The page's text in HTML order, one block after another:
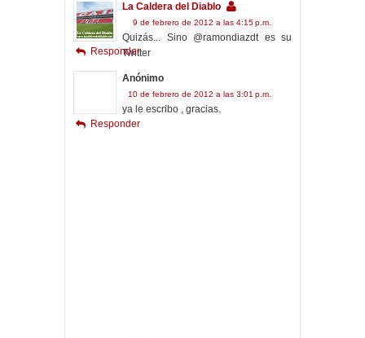
La Caldera del Diablo
9 de febrero de 2012 a las 4:15 p.m.
Quizás... Sino @ramondiazdt es su
Twitter
Responder
Anónimo
10 de febrero de 2012 a las 3:01 p.m.
ya le escribo , gracias.
Responder